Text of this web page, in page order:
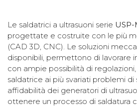
Le saldatrici a ultrasuoni serie USP-
progettate e costruite con le più
(CAD 3D, CNC). Le soluzioni
disponibili, permettono di lavorare
con ampie possibilità di
saldatrice ai più svariati problemi di
affidabilità dei generatori di
ottenere un processo di saldatura